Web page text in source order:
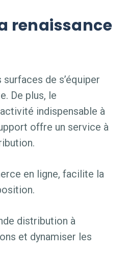
renaissance
de s’équiper
De plus, le
indispensable à
offre un service à
en ligne, facilite la
distribution à
et dynamiser les